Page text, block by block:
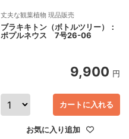
丈夫な観葉植物 現品販売
ブラキキトン（ボトルツリー）：
ポプルネウス 7号26-06
9,900 円
カートに入れる
お気に入り追加